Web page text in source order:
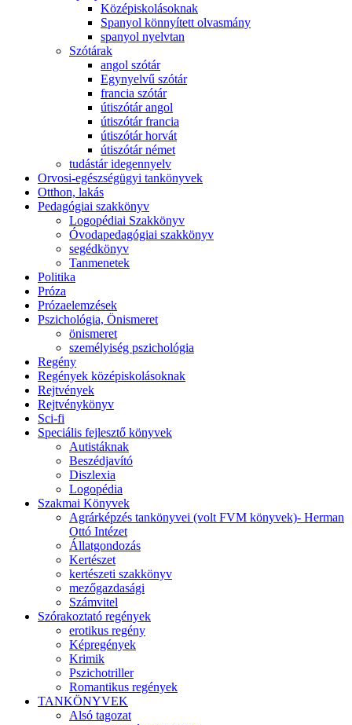
Középiskolásoknak
Spanyol könnyített olvasmány
spanyol nyelvtan
Szótárak
angol szótár
Egynyelvű szótár
francia szótár
útiszótár angol
útiszótár francia
útiszótár horvát
útiszótár német
tudástár idegennyelv
Orvosi-egészségügyi tankönyvek
Otthon, lakás
Pedagógiai szakkönyv
Logopédiai Szakkönyv
Óvodapedagógiai szakkönyv
segédkönyv
Tanmenetek
Politika
Próza
Prózaelemzések
Pszichológia, Önismeret
önismeret
személyiség pszichológia
Regény
Regények középiskolásoknak
Rejtvények
Rejtvénykönyv
Sci-fi
Speciális fejlesztő könyvek
Autistáknak
Beszédjavító
Diszlexia
Logopédia
Szakmai Könyvek
Agrárképzés tankönyvei (volt FVM könyvek)- Herman
Ottó Intézet
Állatgondozás
Kertészet
kertészeti szakkönyv
mezőgazdasági
Számvitel
Szórakoztató regények
erotikus regény
Képregények
Krimik
Pszichotriller
Romantikus regények
TANKÖNYVEK
Alsó tagozat